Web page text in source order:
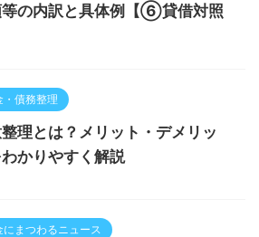
等の内訳と具体例【⑥貸借対照
・債務整理
理とは？メリット・デメリッ
わかりやすく解説
にまつわるニュース